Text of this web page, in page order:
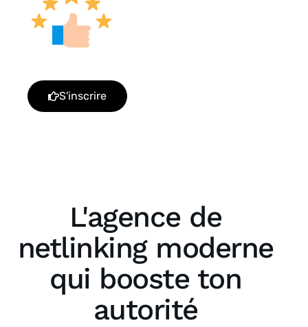
S'inscrire
L'agence de
netlinking moderne
qui booste ton
autorité